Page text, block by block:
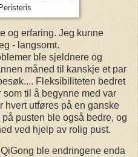
og erfaring. Jeg kunne
- langsomt.
ble sjeldnere og
måned til kanskje et par
Fleksibiliteten bedret
til å begynne med var
hvert utføres på en ganske
pusten ble også bedre, og
ved hjelp av rolig pust.
ble endringene enda